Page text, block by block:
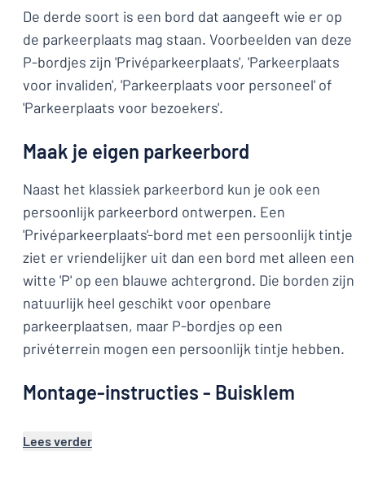
De derde soort is een bord dat aangeeft wie er op
de parkeerplaats mag staan. Voorbeelden van deze
P-bordjes zijn 'Privéparkeerplaats', 'Parkeerplaats
voor invaliden', 'Parkeerplaats voor personeel' of
'Parkeerplaats voor bezoekers'.
Maak je eigen parkeerbord
Naast het klassiek parkeerbord kun je ook een
persoonlijk parkeerbord ontwerpen. Een
'Privéparkeerplaats'-bord met een persoonlijk tintje
ziet er vriendelijker uit dan een bord met alleen een
witte 'P' op een blauwe achtergrond. Die borden zijn
natuurlijk heel geschikt voor openbare
parkeerplaatsen, maar P-bordjes op een
privéterrein mogen een persoonlijk tintje hebben.
Montage-instructies - Buisklem
Lees verder